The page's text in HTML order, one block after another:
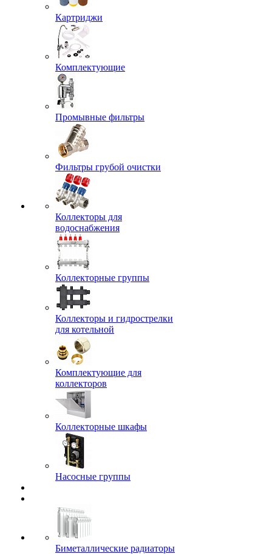
Картриджи
Комплектующие
Промывные фильтры
Фильтры грубой очистки
Коллекторы для
водоснабжения
Коллекторные группы
Коллекторы и гидрострелки
для котельной
Комплектующие для
коллекторов
Коллекторные шкафы
Насосные группы
Биметаллические радиаторы